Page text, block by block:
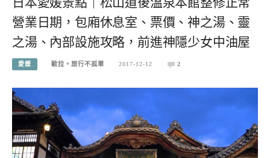
營業日期，包廂休息室、票價、神之湯、靈
之湯、內部設施攻略，前進神隱少女中油屋
愛媛 歐拉。旅行不孤單 2017-12-12 2